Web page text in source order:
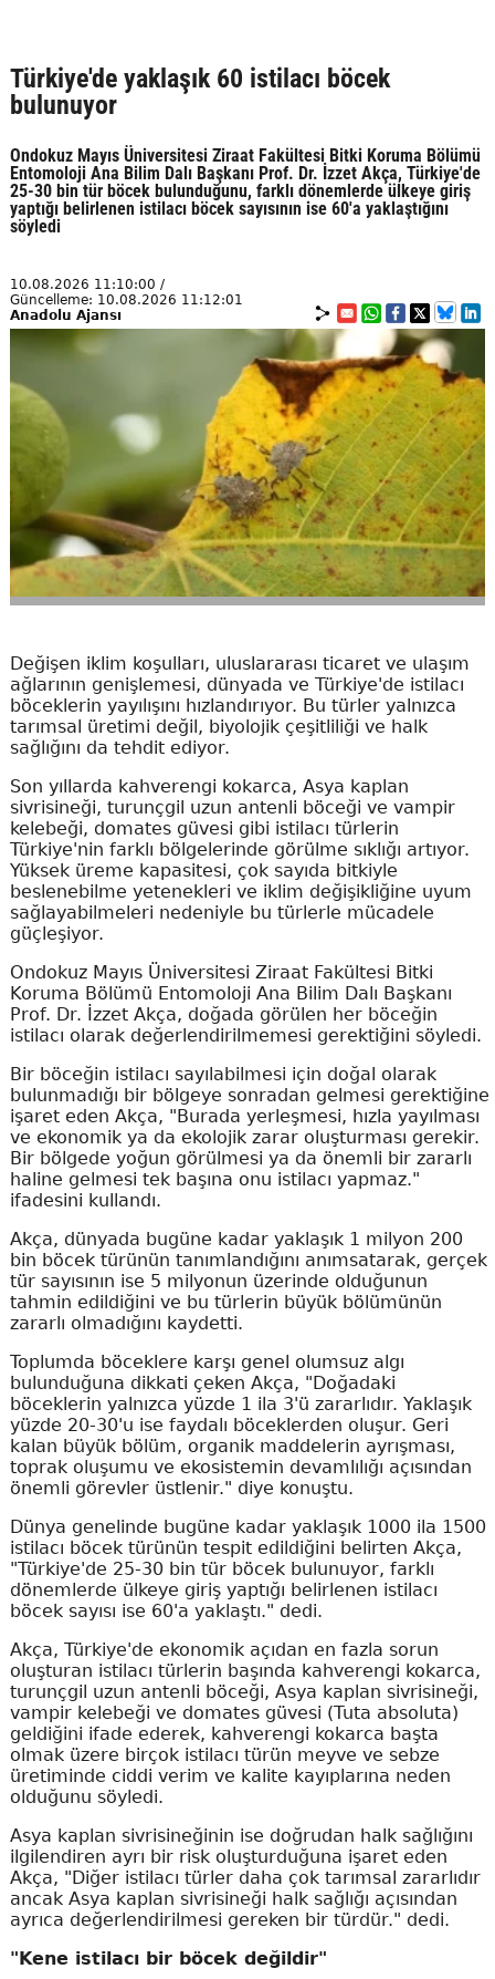
Türkiye'de yaklaşık 60 istilacı böcek
bulunuyor
Ondokuz Mayıs Üniversitesi Ziraat Fakültesi Bitki Koruma Bölümü
Entomoloji Ana Bilim Dalı Başkanı Prof. Dr. İzzet Akça, Türkiye'de
25-30 bin tür böcek bulunduğunu, farklı dönemlerde ülkeye giriş
yaptığı belirlenen istilacı böcek sayısının ise 60'a yaklaştığını
söyledi
10.08.2026 11:10:00 /
Güncelleme: 10.08.2026 11:12:01
Anadolu Ajansı
Değişen iklim koşulları, uluslararası ticaret ve ulaşım
ağlarının genişlemesi, dünyada ve Türkiye'de istilacı
böceklerin yayılışını hızlandırıyor. Bu türler yalnızca
tarımsal üretimi değil, biyolojik çeşitliliği ve halk
sağlığını da tehdit ediyor.
Son yıllarda kahverengi kokarca, Asya kaplan
sivrisineği, turunçgil uzun antenli böceği ve vampir
kelebeği, domates güvesi gibi istilacı türlerin
Türkiye'nin farklı bölgelerinde görülme sıklığı artıyor.
Yüksek üreme kapasitesi, çok sayıda bitkiyle
beslenebilme yetenekleri ve iklim değişikliğine uyum
sağlayabilmeleri nedeniyle bu türlerle mücadele
güçleşiyor.
Ondokuz Mayıs Üniversitesi Ziraat Fakültesi Bitki
Koruma Bölümü Entomoloji Ana Bilim Dalı Başkanı
Prof. Dr. İzzet Akça, doğada görülen her böceğin
istilacı olarak değerlendirilmemesi gerektiğini söyledi.
Bir böceğin istilacı sayılabilmesi için doğal olarak
bulunmadığı bir bölgeye sonradan gelmesi gerektiğine
işaret eden Akça, "Burada yerleşmesi, hızla yayılması
ve ekonomik ya da ekolojik zarar oluşturması gerekir.
Bir bölgede yoğun görülmesi ya da önemli bir zararlı
haline gelmesi tek başına onu istilacı yapmaz."
ifadesini kullandı.
Akça, dünyada bugüne kadar yaklaşık 1 milyon 200
bin böcek türünün tanımlandığını anımsatarak, gerçek
tür sayısının ise 5 milyonun üzerinde olduğunun
tahmin edildiğini ve bu türlerin büyük bölümünün
zararlı olmadığını kaydetti.
Toplumda böceklere karşı genel olumsuz algı
bulunduğuna dikkati çeken Akça, "Doğadaki
böceklerin yalnızca yüzde 1 ila 3'ü zararlıdır. Yaklaşık
yüzde 20-30'u ise faydalı böceklerden oluşur. Geri
kalan büyük bölüm, organik maddelerin ayrışması,
toprak oluşumu ve ekosistemin devamlılığı açısından
önemli görevler üstlenir." diye konuştu.
Dünya genelinde bugüne kadar yaklaşık 1000 ila 1500
istilacı böcek türünün tespit edildiğini belirten Akça,
"Türkiye'de 25-30 bin tür böcek bulunuyor, farklı
dönemlerde ülkeye giriş yaptığı belirlenen istilacı
böcek sayısı ise 60'a yaklaştı." dedi.
Akça, Türkiye'de ekonomik açıdan en fazla sorun
oluşturan istilacı türlerin başında kahverengi kokarca,
turunçgil uzun antenli böceği, Asya kaplan sivrisineği,
vampir kelebeği ve domates güvesi (Tuta absoluta)
geldiğini ifade ederek, kahverengi kokarca başta
olmak üzere birçok istilacı türün meyve ve sebze
üretiminde ciddi verim ve kalite kayıplarına neden
olduğunu söyledi.
Asya kaplan sivrisineğinin ise doğrudan halk sağlığını
ilgilendiren ayrı bir risk oluşturduğuna işaret eden
Akça, "Diğer istilacı türler daha çok tarımsal zararlıdır
ancak Asya kaplan sivrisineği halk sağlığı açısından
ayrıca değerlendirilmesi gereken bir türdür." dedi.
"Kene istilacı bir böcek değildir"